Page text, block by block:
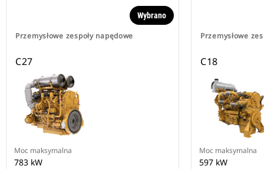
Przemysłowe zespoły napędowe
Wybrano
C27
Moc maksymalna
783 kW
Przemysłowe
C18
Moc maksymalna
597 kW